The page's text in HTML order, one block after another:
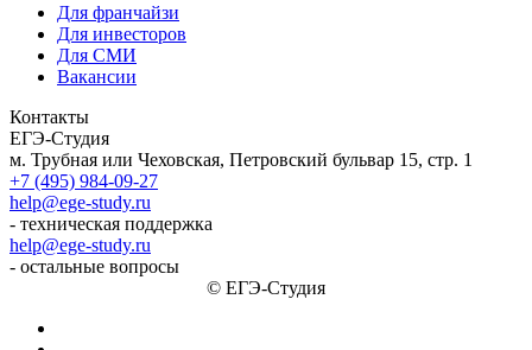
Для франчайзи
Для инвесторов
Для СМИ
Вакансии
Контакты
ЕГЭ-Студия
м. Трубная или Чеховская, Петровский бульвар 15, стр. 1
+7 (495) 984-09-27
help@ege-study.ru
- техническая поддержка
help@ege-study.ru
- остальные вопросы
© ЕГЭ-Студия